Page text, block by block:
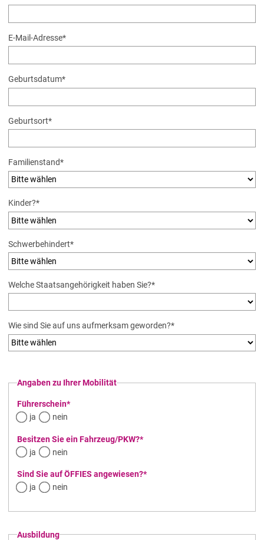
E-Mail-Adresse*
Geburtsdatum*
Geburtsort*
Pflichtfeld
Familienstand*
Pflichtfeld
Kinder?*
Pflichtfeld
Schwerbehindert*
Pflichtfeld
Welche Staatsangehörigkeit haben Sie?*
Pflichtfeld
Wie sind Sie auf uns aufmerksam geworden?*
Angaben zu Ihrer Mobilität
Pflichtfeld
Führerschein*
ja
nein
Pflichtfeld
Besitzen Sie ein Fahrzeug/PKW?*
ja
nein
Pflichtfeld
Sind Sie auf ÖFFIES angewiesen?*
ja
nein
Ausbildung